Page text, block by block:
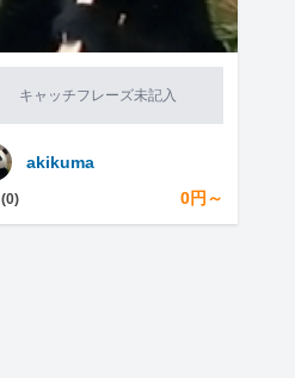
キャッチフレーズ未記入
akikuma
(0) 0円～